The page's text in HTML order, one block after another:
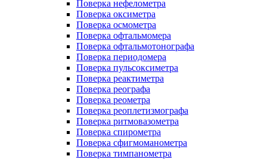
Поверка нефелометра
Поверка оксиметра
Поверка осмометра
Поверка офтальмомера
Поверка офтальмотонографа
Поверка периодомера
Поверка пульсоксиметра
Поверка реактиметра
Поверка реографа
Поверка реометра
Поверка реоплетизмографа
Поверка ритмовазометра
Поверка спирометра
Поверка сфигмоманометра
Поверка тимпанометра